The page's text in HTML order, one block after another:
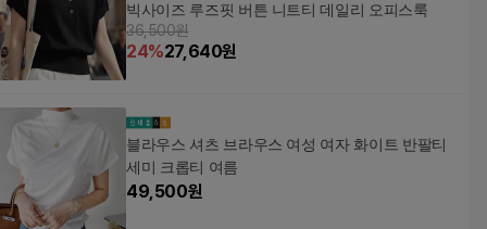
빅사이즈 루즈핏 버튼 니트티 데일리 오피스룩
36,500원
24%27,640원
블라우스 셔츠 브라우스 여성 여자 화이트 반팔티
세미 크롭티 여름
49,500원